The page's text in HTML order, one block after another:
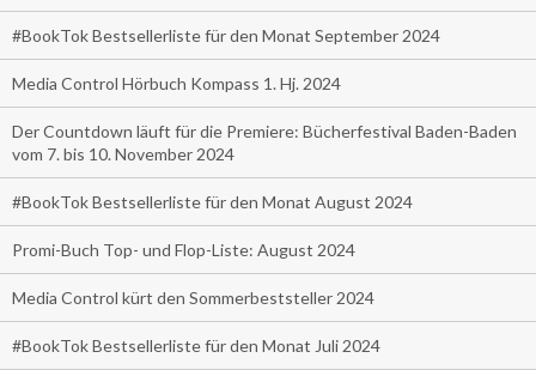
#BookTok Bestsellerliste für den Monat September 2024
Media Control Hörbuch Kompass 1. Hj. 2024
Der Countdown läuft für die Premiere: Bücherfestival Baden-Baden
vom 7. bis 10. November 2024
#BookTok Bestsellerliste für den Monat August 2024
Promi-Buch Top- und Flop-Liste: August 2024
Media Control kürt den Sommerbeststeller 2024
#BookTok Bestsellerliste für den Monat Juli 2024